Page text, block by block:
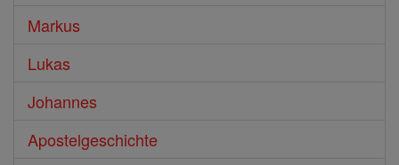
Markus
Lukas
Johannes
Apostelgeschichte